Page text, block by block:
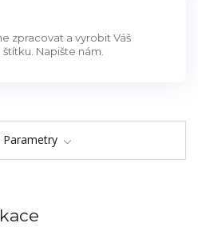
zpracovat a vyrobit Váš
Napište nám.
Parametry